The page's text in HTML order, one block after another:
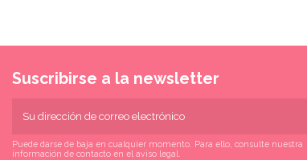
Suscribirse a la newsletter
Puede darse de baja en cualquier momento. Para ello, consulte nuestra
información de contacto en el aviso legal.